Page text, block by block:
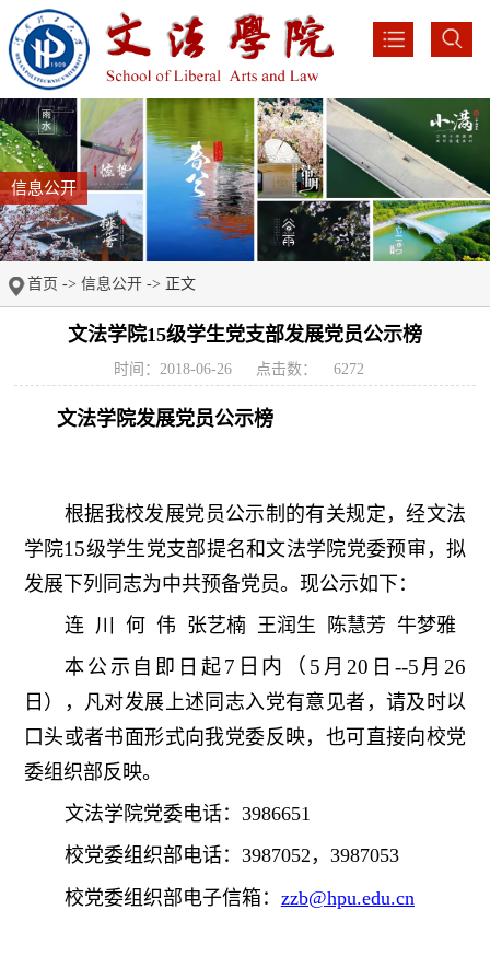
信息公开
首页 -> 信息公开 -> 正文
文法学院15级学生党支部发展党员公示榜
时间：2018-06-26 点击数： 6272
文法学院发展党员公示榜
根据我校发展党员公示制的有关规定，经文法
学院15级学生党支部提名和文法学院党委预审，拟
发展下列同志为中共预备党员。现公示如下：
连 川 何 伟 张艺楠 王润生 陈慧芳 牛梦雅
本公示自即日起 7日内（5 月 20 日 --5 月 26
日），凡对发展上述同志入党有意见者，请及时以
口头或者书面形式向我党委反映，也可直接向校党
委组织部反映。
文法学院党委电话：3986651
校党委组织部电话：3987052，3987053
校党委组织部电子信箱： zzb@hpu.edu.cn